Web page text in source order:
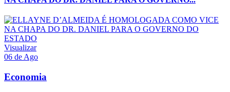
Visualizar
06 de Ago
Economia